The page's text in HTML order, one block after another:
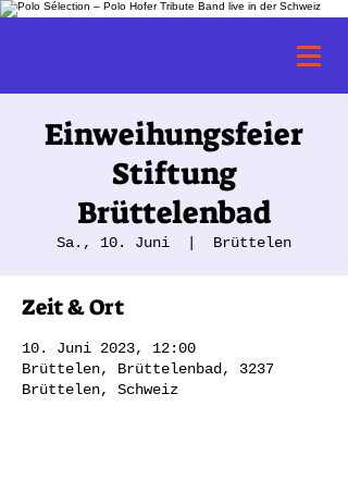
Einweihungsfeier
Stiftung
Brüttelenbad
Sa., 10. Juni Brüttelen
Zeit & Ort
10. Juni 2023, 12:00
Brüttelen, Brüttelenbad, 3237
Brüttelen, Schweiz